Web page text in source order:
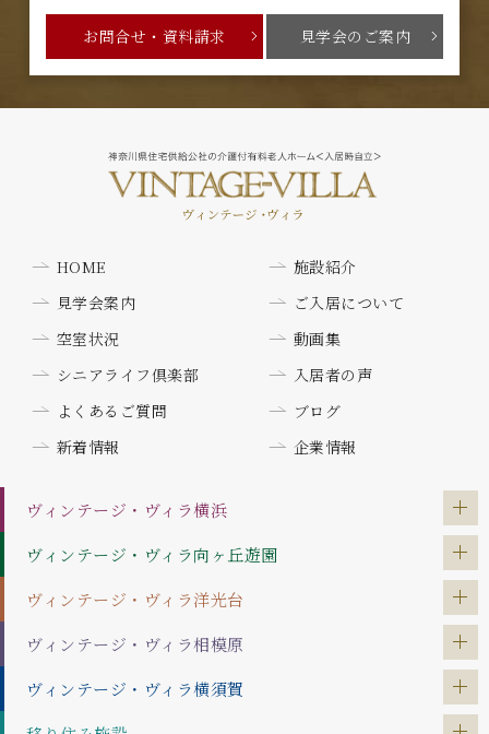
お問合せ・資料請求 見学会のご案内
HOME
施設紹介
見学会案内
ご入居について
空室状況
動画集
シニアライフ倶楽部
入居者の声
よくあるご質問
ブログ
新着情報
企業情報
ヴィンテージ・ヴィラ横浜
ヴィンテージ・ヴィラ向ヶ丘遊園
ヴィンテージ・ヴィラ洋光台
ヴィンテージ・ヴィラ相模原
ヴィンテージ・ヴィラ横須賀